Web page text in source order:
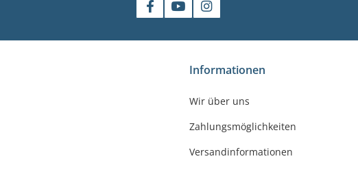
Informationen
Wir über uns
Zahlungsmöglichkeiten
Versandinformationen